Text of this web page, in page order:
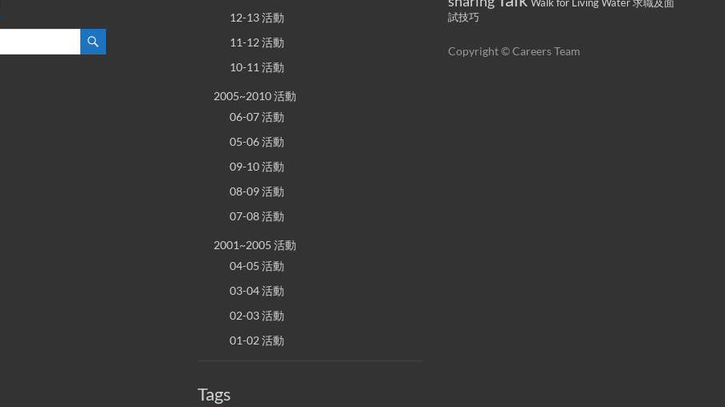
12-13 活動
11-12 活動
10-11 活動
2005~2010 活動
06-07 活動
05-06 活動
09-10 活動
08-09 活動
07-08 活動
2001~2005 活動
04-05 活動
03-04 活動
02-03 活動
01-02 活動
Tags
試技巧
Copyright © Careers Team